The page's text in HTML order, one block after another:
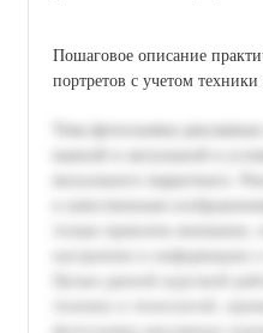
Пошаговое описание
портретов с учетом техники